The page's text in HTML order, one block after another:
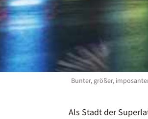
Bunter, größer,
Als Stadt der